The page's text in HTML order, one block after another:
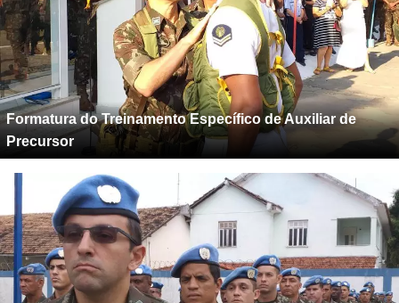
Formatura do Treinamento Específico de Auxiliar de
Precursor